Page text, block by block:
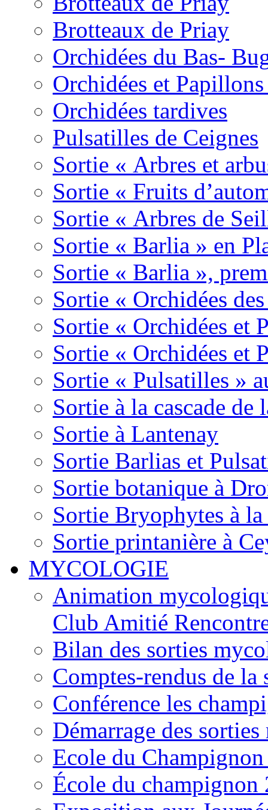
Brotteaux de Priay
Orchidées du Bas-
Orchidées et
Orchidées tardives
Pulsatilles de Ceignes
Sortie « Arbres et
Sortie « Fruits
Sortie « Arbres de
Sortie « Barlia » en
Sortie « Barlia »,
Sortie « Orchidées
Sortie « Orchidées et
Sortie « Orchidées et
Sortie « Pulsatilles »
Sortie à la cascade de
Sortie à Lantenay
Sortie Barlias et
Sortie botanique à
Sortie Bryophytes à la
Sortie printanière à
MYCOLOGIE
Animation
Club Amitié
Bilan des sorties
Comptes-rendus de
Conférence les
Démarrage des
Ecole du
École du champignon